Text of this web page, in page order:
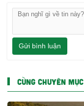
Gửi bình luận
CÙNG CHUYÊN MỤC